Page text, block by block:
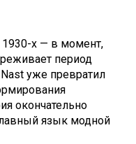
1930-х — в момент,
период
уже превратил
окончательно
язык модной